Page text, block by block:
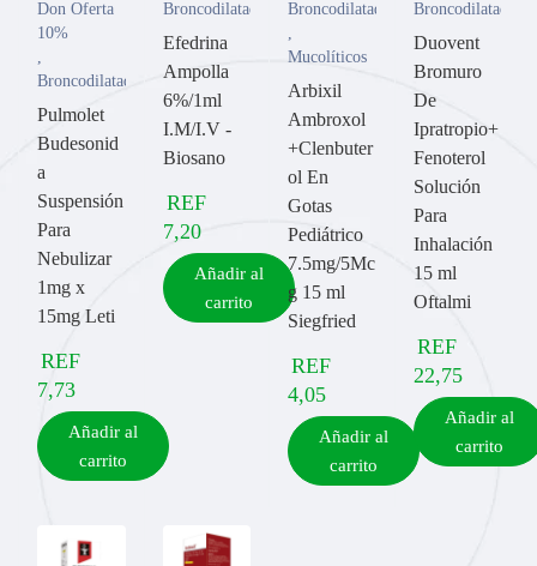
Don Oferta
10%
Broncodilatador
Pulmolet
Budesonid
a
Suspensión
Para
Nebulizar
1mg x
15mg Leti
REF
7,73
Añadir al
carrito
Broncodilatador
Efedrina
Ampolla
6%/1ml
I.M/I.V -
Biosano
REF
7,20
Añadir al
carrito
Broncodilatador
Mucolíticos
Arbixil
Ambroxol
+Clenbuter
ol En
Gotas
Pediátrico
7.5mg/5Mc
g 15 ml
Siegfried
REF
4,05
Añadir al
carrito
Broncodilatador
Duovent
Bromuro
De
Ipratropio+
Fenoterol
Solución
Para
Inhalación
15 ml
Oftalmi
REF
22,75
Añadir al
carrito